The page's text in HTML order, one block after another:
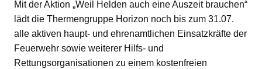
Mit der Aktion „Weil Helden auch eine Auszeit brauchen“
lädt die Thermengruppe Horizon noch bis zum 31.07.
alle aktiven haupt- und ehrenamtlichen Einsatzkräfte der
Feuerwehr sowie weiterer Hilfs- und
Rettungsorganisationen zu einem kostenfreien